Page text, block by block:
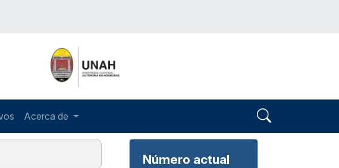
Acerca de
Número actual